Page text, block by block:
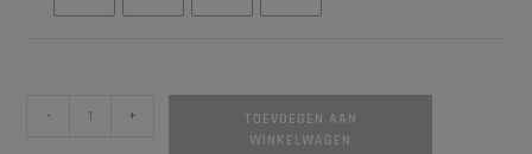
- +
TOEVOEGEN AAN
WINKELWAGEN